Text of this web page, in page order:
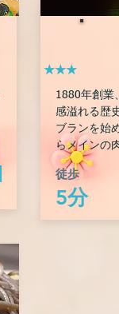
★★★
1880年創業
感溢れる歴
ブランを始
らメインの
徒歩
5分